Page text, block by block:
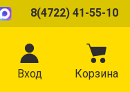
8(4722) 41-55-10
Вход Корзина